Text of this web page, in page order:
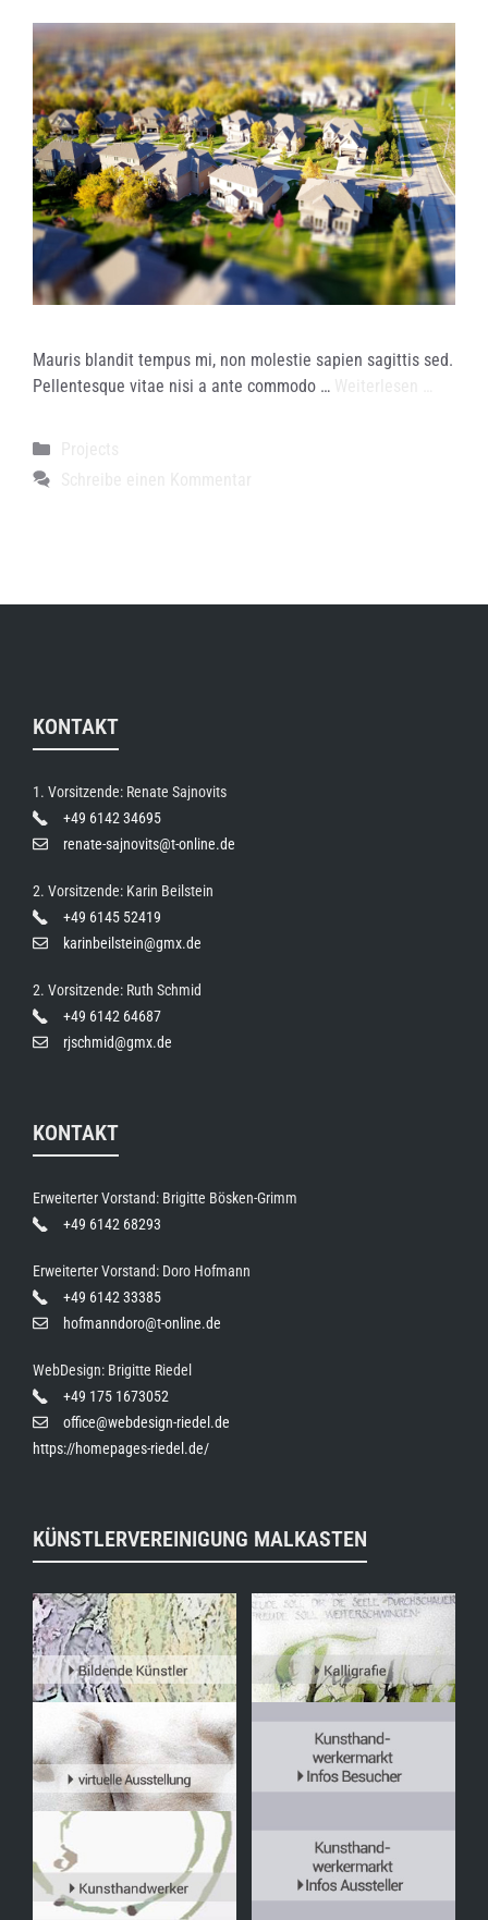
Mauris blandit tempus mi, non molestie sapien sagittis sed.
Pellentesque vitae nisi a ante commodo …
KONTAKT
1. Vorsitzende: Renate Sajnovits
+49 6142 34695
renate-sajnovits@t-online.de
2. Vorsitzende: Karin Beilstein
+49 6145 52419
karinbeilstein@gmx.de
2. Vorsitzende: Ruth Schmid
+49 6142 64687
rjschmid@gmx.de
KONTAKT
Erweiterter Vorstand: Brigitte Bösken-Grimm
+49 6142 68293
Erweiterter Vorstand: Doro Hofmann
+49 6142 33385
hofmanndoro@t-online.de
WebDesign: Brigitte Riedel
+49 175 1673052
office@webdesign-riedel.de
https://homepages-riedel.de/
KÜNSTLERVEREINIGUNG MALKASTEN